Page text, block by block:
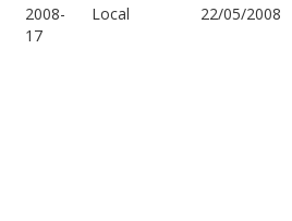
2008-
17
Local 22/05/2008